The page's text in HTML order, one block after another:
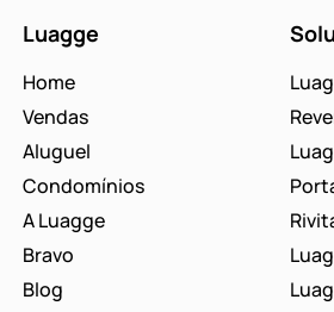
Luagge
Home
Vendas
Aluguel
Condomínios
A Luagge
Bravo
Blog